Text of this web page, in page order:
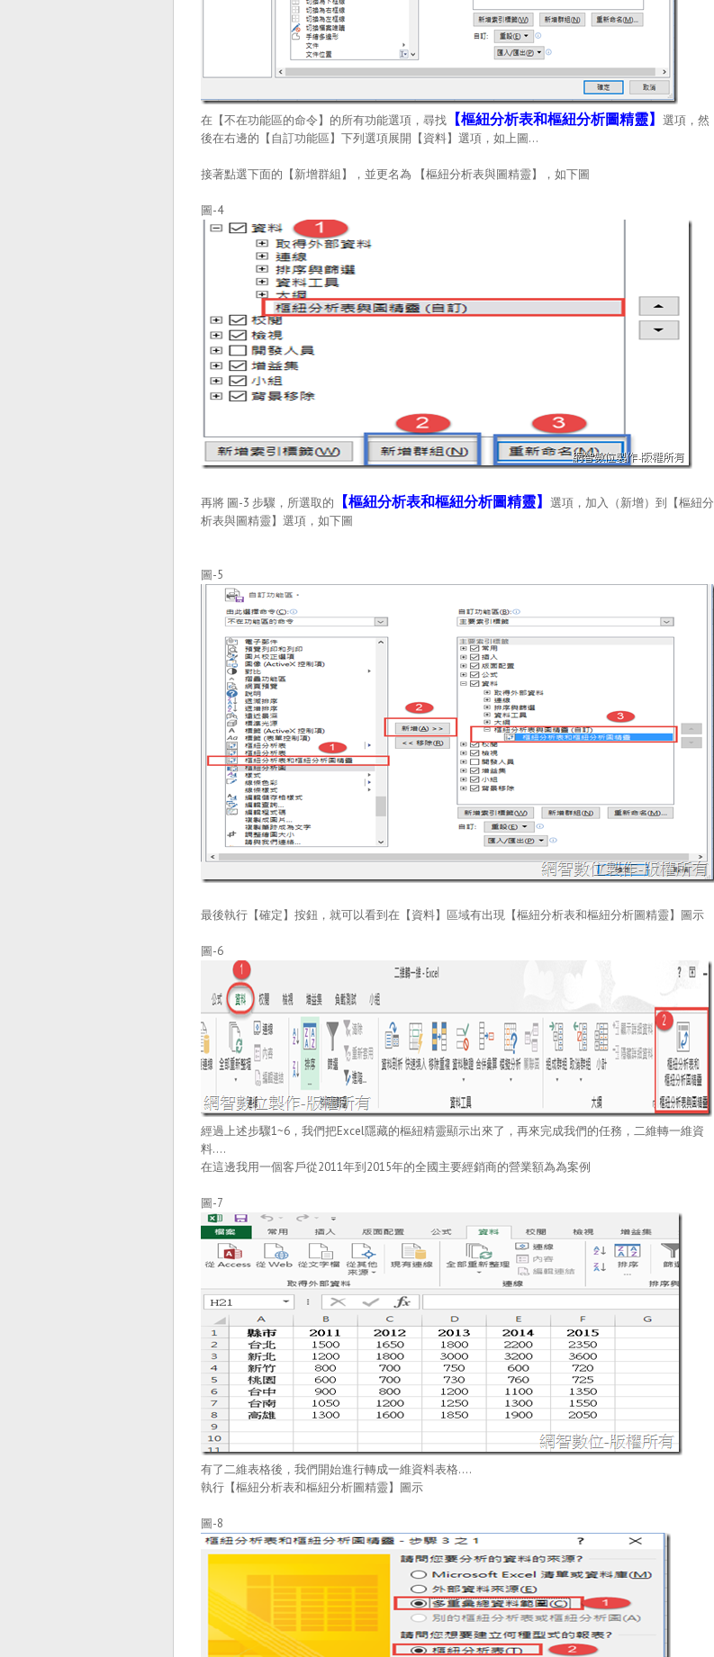
在【不在功能區的命令】的所有功能選項，尋找 【樞紐分析表和樞紐分析圖精靈】 選項，然
後在右邊的【自訂功能區】下列選項展開【資料】選項，如上圖…
接著點選下面的【新增群組】，並更名為 【樞紐分析表與圖精靈】，如下圖
圖-4
再將 圖-3 步驟，所選取的 【樞紐分析表和樞紐分析圖精靈】 選項，加入（新增）到【樞紐分
析表與圖精靈】選項，如下圖
圖-5
最後執行【確定】按鈕，就可以看到在【資料】區域有出現【樞紐分析表和樞紐分析圖精靈】圖示
圖-6
經過上述步驟1~6，我們把Excel隱藏的樞紐精靈顯示出來了，再來完成我們的任務，二維轉一維資
料….
在這邊我用一個客戶從2011年到2015年的全國主要經銷商的營業額為為案例
圖-7
有了二維表格後，我們開始進行轉成一維資料表格….
執行【樞紐分析表和樞紐分析圖精靈】圖示
圖-8